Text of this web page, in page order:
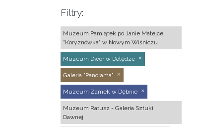
Filtry:
Muzeum Pamiątek po Janie Matejce
"Koryznówka" w Nowym Wiśniczu
Muzeum Dwór w Dołędze
Galeria "Panorama"
Muzeum Zamek w Dębnie
Muzeum Ratusz - Galeria Sztuki
Dawnej